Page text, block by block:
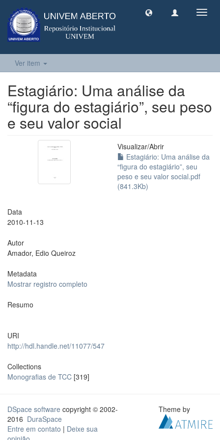
Ver item
Estagiário: Uma análise da
“figura do estagiário”, seu peso
e seu valor social
Visualizar/Abrir
Estagiário: Uma análise da
“figura do estagiário”, seu
peso e seu valor social.pdf
(841.3Kb)
Data
2010-11-13
Autor
Amador, Edio Queiroz
Metadata
Mostrar registro completo
Resumo
URI
http://hdl.handle.net/11077/547
Collections
Monografias de TCC [319]
DSpace software copyright © 2002-
2016 DuraSpace
Entre em contato | Deixe sua
Theme by